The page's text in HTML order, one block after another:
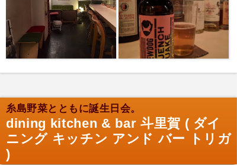
糸島野菜とともに誕生日会。
dining kitchen & bar 斗里賀 ( ダイ
ニング キッチン アンド バー トリガ
)